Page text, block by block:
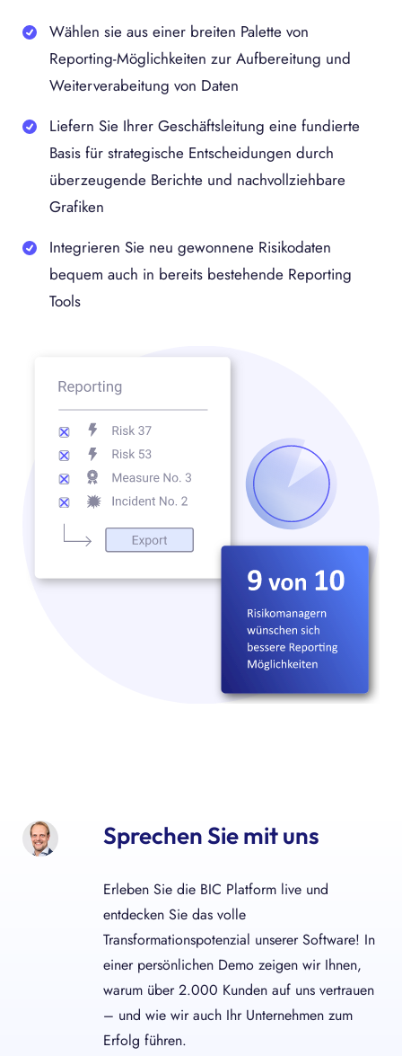
Wählen sie aus einer breiten Palette von
Reporting-Möglichkeiten zur Aufbereitung und
Weiterverabeitung von Daten
Liefern Sie Ihrer Geschäftsleitung eine fundierte
Basis für strategische Entscheidungen durch
überzeugende Berichte und nachvollziehbare
Grafiken
Integrieren Sie neu gewonnene Risikodaten
bequem auch in bereits bestehende Reporting
Tools
Sprechen Sie mit uns
Erleben Sie die BIC Platform live und
entdecken Sie das volle
Transformationspotenzial unserer Software! In
einer persönlichen Demo zeigen wir Ihnen,
warum über 2.000 Kunden auf uns vertrauen
– und wie wir auch Ihr Unternehmen zum
Erfolg führen.